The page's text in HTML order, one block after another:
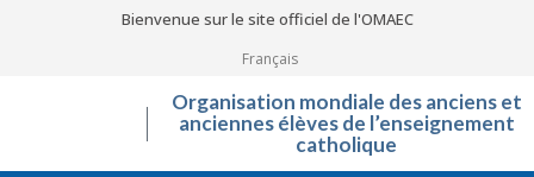
Bienvenue sur le site officiel de l'OMAEC
Français
Organisation mondiale des anciens et
anciennes élèves de l’enseignement
catholique